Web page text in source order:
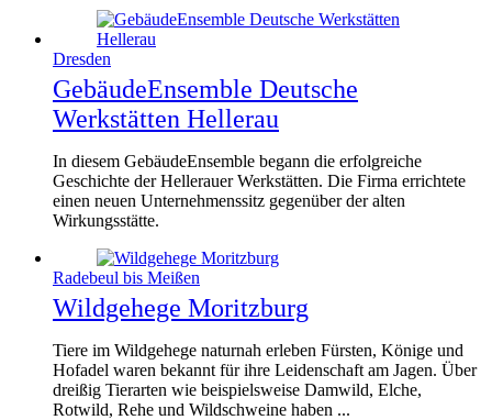
Dresden
GebäudeEnsemble Deutsche
Werkstätten Hellerau
In diesem GebäudeEnsemble begann die erfolgreiche
Geschichte der Hellerauer Werkstätten. Die Firma errichtete
einen neuen Unternehmenssitz gegenüber der alten
Wirkungsstätte.
Radebeul bis Meißen
Wildgehege Moritzburg
Tiere im Wildgehege naturnah erleben Fürsten, Könige und
Hofadel waren bekannt für ihre Leidenschaft am Jagen. Über
dreißig Tierarten wie beispielsweise Damwild, Elche,
Rotwild, Rehe und Wildschweine haben ...